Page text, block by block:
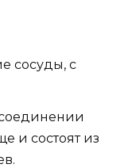
сосуды, с
и состоят из